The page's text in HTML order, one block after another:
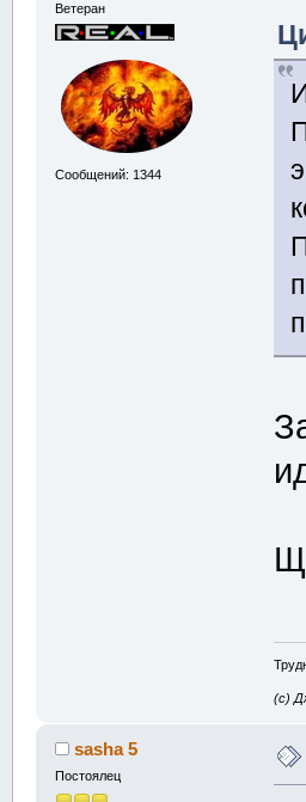
Ветеран
Сообщений: 1344
(с)
sasha 5
Постоялец